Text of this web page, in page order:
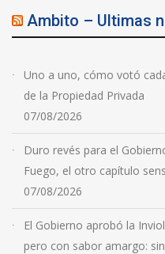
Ambito – Ultimas
Uno a uno, cómo votó
de la Propiedad Privada
07/08/2026
Duro revés para el
Fuego, el otro capítulo
07/08/2026
El Gobierno aprobó la
pero con sabor amargo: